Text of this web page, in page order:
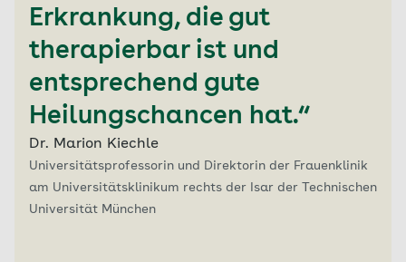
Erkrankung, die gut
therapierbar ist und
entsprechend gute
Heilungschancen hat.“
Dr. Marion Kiechle
Universitätsprofessorin und Direktorin der Frauenklinik
am Universitätsklinikum rechts der Isar der Technischen
Universität München